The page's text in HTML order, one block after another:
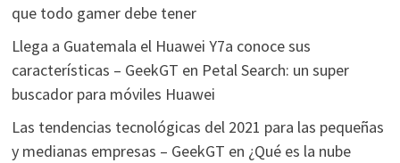
que todo gamer debe tener
Llega a Guatemala el Huawei Y7a conoce sus
características – GeekGT en Petal Search: un super
buscador para móviles Huawei
Las tendencias tecnológicas del 2021 para las pequeñas
y medianas empresas – GeekGT en ¿Qué es la nube